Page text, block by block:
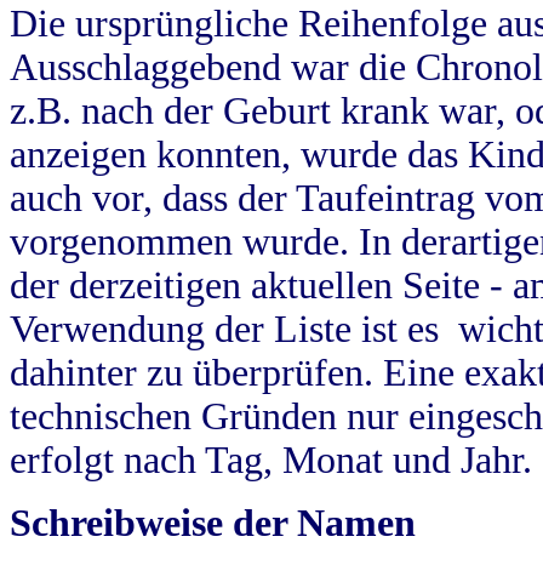
Die ursprüngliche Reihenfolge
Ausschlaggebend war die
z.B. nach der Geburt krank war,
anzeigen konnten, wurde das
auch vor, dass der Taufeintrag
vorgenommen wurde. In
der derzeitigen aktuellen Seite -
Verwendung der Liste ist es
dahinter zu überprüfen. Eine
technischen Gründen nur
erfolgt nach Tag, Monat und Jahr.
Schreibweise der Namen